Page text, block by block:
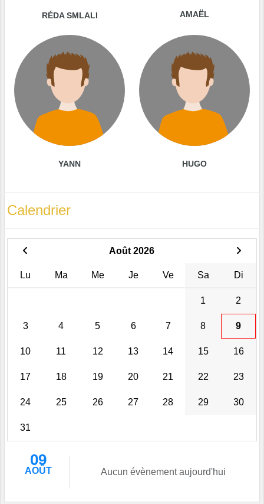
RÉDA SMLALI AMAËL
YANN HUGO
Calendrier
Août 2026
Lu Ma Me Je Ve Sa Di
1 2
3 4 5 6 7 8 9
10 11 12 13 14 15 16
17 18 19 20 21 22 23
24 25 26 27 28 29 30
31
09
AOÛT Aucun évènement aujourd'hui